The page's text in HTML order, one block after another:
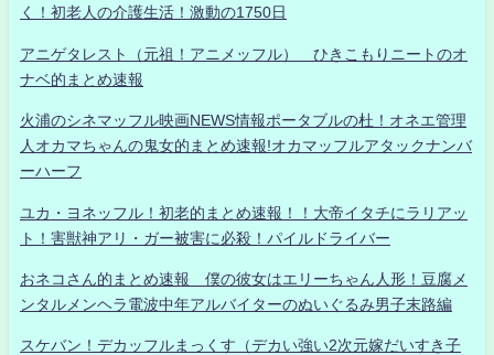
く！初老人の介護生活！激動の1750日
アニゲタレスト（元祖！アニメッフル） ひきこもりニートのオ
ナベ的まとめ速報
火浦のシネマッフル映画NEWS情報ポータブルの杜！オネエ管理
人オカマちゃんの鬼女的まとめ速報!オカマッフルアタックナンバ
ーハーフ
ユカ・ヨネッフル！初老的まとめ速報！！大帝イタチにラリアッ
ト！害獣神アリ・ガー被害に必殺！パイルドライバー
おネコさん的まとめ速報 僕の彼女はエリーちゃん人形！豆腐メ
ンタルメンヘラ電波中年アルバイターのぬいぐるみ男子末路編
スケバン！デカッフルまっくす（デカい強い2次元嫁だいすき子